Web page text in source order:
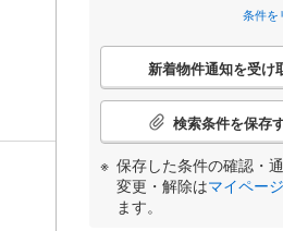
条件を
こ
検
条
件
新着物件通知を受け
検索条件を保存
保存した条件の確認・
変更・解除はマイページ
ます。
鹿児島
条件をリセッ
北区(19)
池田市(16)
高槻市 ( 191)
条件をリセッ
条件をリセッ
阪急京都本線(0)
阪急宝塚本線(1)
阪神なんば線(0)
南海高師浜線(0)
阪堺電気軌道阪堺線
条件をリセッ
条件をリセッ
詳し
条件をリセッ